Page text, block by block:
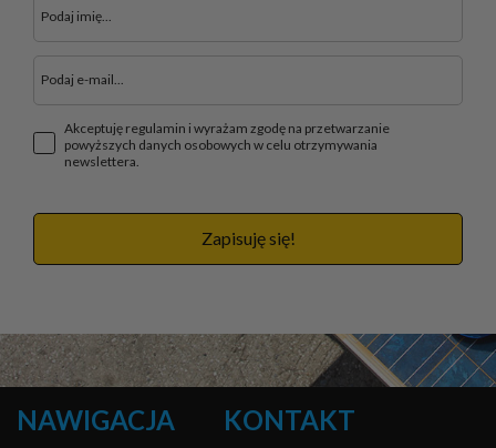
Akceptuję regulamin i wyrażam zgodę na przetwarzanie
powyższych danych osobowych w celu otrzymywania
newslettera.
Zapisuję się!
NAWIGACJA KONTAKT